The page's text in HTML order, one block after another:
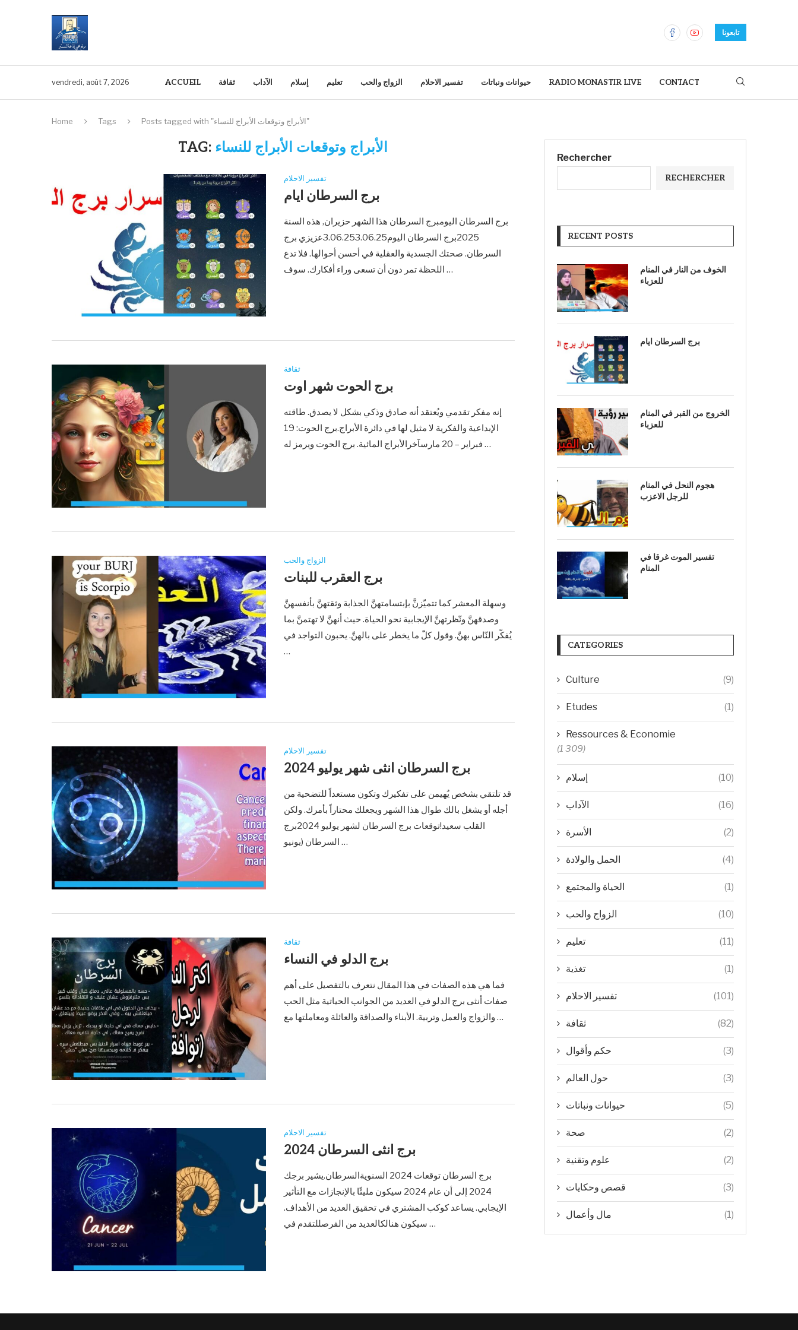
تابعونا
vendredi, août 7, 2026 ACCUEIL ثقافة الآداب إسلام تعليم الزواج والحب تفسير الاحلام حيوانات ونباتات RADIO MONASTIR LIVE CONTACT
Home Tags Posts tagged with "الأبراج وتوقعات الأبراج للنساء"
TAG: الأبراج وتوقعات الأبراج للنساء
تفسير الاحلام
برج السرطان ايام
برج السرطان اليومبرج السرطان هذا الشهر حزيران, هذه السنة
2025برج السرطان اليوم3.06.253.06.25عزيزي برج
السرطان. صحتك الجسدية والعقلية في أحسن أحوالها. فلا تدع
اللحظة تمر دون أن تسعى وراء أفكارك. سوف …
ثقافة
برج الحوت شهر اوت
إنه مفكر تقدمي ويُعتقد أنه صادق وذكي بشكل لا يصدق. طاقته
الإبداعية والفكرية لا مثيل لها في دائرة الأبراج.برج الحوت: 19
فبراير – 20 مارسآخرالأبراج المائية. برج الحوت ويرمز له …
الزواج والحب
برج العقرب للبنات
وسهلة المعشر كما تتميّزنَّ بإبتسامتهنَّ الجذابة وثقتهنَّ بأنفسهنَّ
وصدقهنَّ ونّظرتهنَّ الإيجابية نحو الحياة. حيث أنهنَّ لا تهتمنَّ بما
يُفكّر النّاس بهنَّ. وقول كلّ ما يخطر على بالهنَّ. يحبون التواجد في
…
تفسير الاحلام
برج السرطان انثى شهر يوليو 2024
قد تلتقي بشخص يُهيمن على تفكيرك وتكون مستعداً للتضحية من
أجله أو يشغل بالك طوال هذا الشهر ويجعلك محتاراً بأمرك. ولكن
القلب سعيد!توقعات برج السرطان لشهر يوليو 2024برج
السرطان (يونيو …
ثقافة
برج الدلو في النساء
فما هي هذه الصفات في هذا المقال نتعرف بالتفصيل على أهم
صفات أنثى برج الدلو في العديد من الجوانب الحياتية مثل الحب
والزواج والعمل وتربية. الأبناء والصداقة والعائلة ومعاملتها مع …
تفسير الاحلام
برج انثى السرطان 2024
برج السرطان توقعات 2024 السنويةالسرطان.يشير برجك
2024 إلى أن عام 2024 سيكون مليئًا بالإنجازات مع التأثير
الإيجابي. يساعد كوكب المشتري في تحقيق العديد من الأهداف.
سيكون هنالكالعديد من الفرصللتقدم في …
Rechercher
RECHERCHER
RECENT POSTS
الخوف من النار في المنام
للعزباء
برج السرطان ايام
الخروج من القبر في المنام
للعزباء
هجوم النحل في المنام
للرجل الاعزب
تفسير الموت غرقا في
المنام
CATEGORIES
Culture (9)
Etudes (1)
Ressources & Economie
(1 309)
إسلام (10)
الآداب (16)
الأسرة (2)
الحمل والولادة (4)
الحياة والمجتمع (1)
الزواج والحب (10)
تعليم (11)
تغذية (1)
تفسير الاحلام (101)
ثقافة (82)
حكم وأقوال (3)
حول العالم (3)
حيوانات ونباتات (5)
صحة (2)
علوم وتقنية (2)
قصص وحكايات (3)
مال وأعمال (1)